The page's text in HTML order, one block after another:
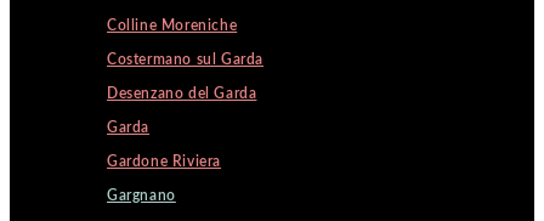
Colline Moreniche
Costermano sul Garda
Desenzano del Garda
Garda
Gardone Riviera
Gargnano